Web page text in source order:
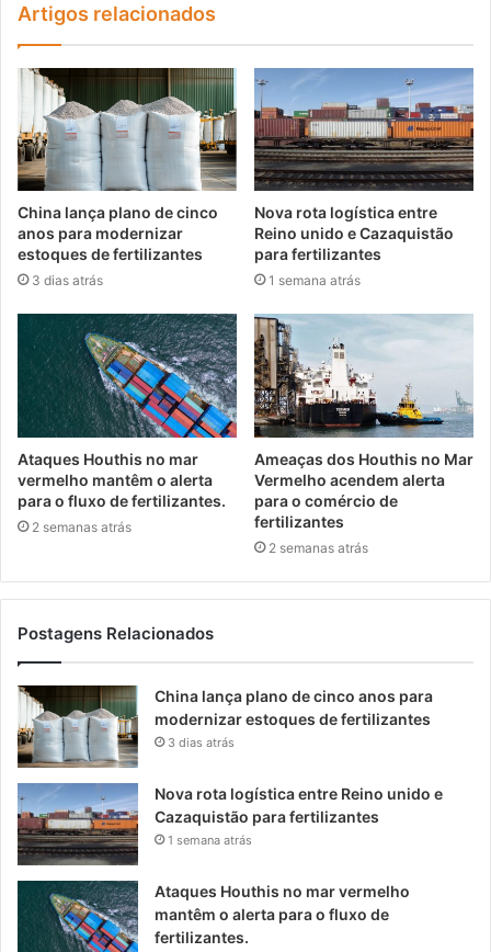
Artigos relacionados
China lança plano de cinco
anos para modernizar
estoques de fertilizantes
3 dias atrás
Nova rota logística entre
Reino unido e Cazaquistão
para fertilizantes
1 semana atrás
Ataques Houthis no mar
vermelho mantêm o alerta
para o fluxo de fertilizantes.
2 semanas atrás
Ameaças dos Houthis no Mar
Vermelho acendem alerta
para o comércio de
fertilizantes
2 semanas atrás
Postagens Relacionados
China lança plano de cinco anos para
modernizar estoques de fertilizantes
3 dias atrás
Nova rota logística entre Reino unido e
Cazaquistão para fertilizantes
1 semana atrás
Ataques Houthis no mar vermelho
mantêm o alerta para o fluxo de
fertilizantes.